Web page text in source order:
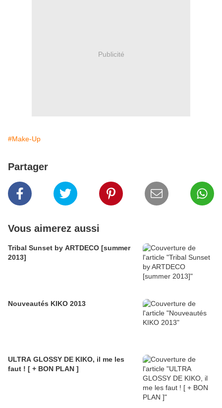
Publicité
#Make-Up
Partager
Vous aimerez aussi
Tribal Sunset by ARTDECO [summer
2013]
Nouveautés KIKO 2013
ULTRA GLOSSY DE KIKO, il me les
faut ! [ + BON PLAN ]